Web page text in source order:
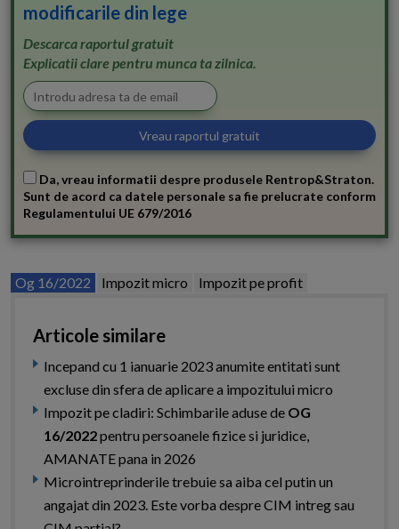
modificarile din lege
Descarca raportul gratuit
Explicatii clare pentru munca ta zilnica.
Da, vreau informatii despre produsele Rentrop&Straton.
Sunt de acord ca datele personale sa fie prelucrate conform
Regulamentului UE 679/2016
Og 16/2022 Impozit micro Impozit pe profit
Articole similare
Incepand cu 1 ianuarie 2023 anumite entitati sunt
excluse din sfera de aplicare a impozitului micro
Impozit pe cladiri: Schimbarile aduse de OG
16/2022pentru persoanele fizice si juridice,
AMANATE pana in 2026
Microintreprinderile trebuie sa aiba cel putin un
angajat din 2023. Este vorba despre CIM intreg sau